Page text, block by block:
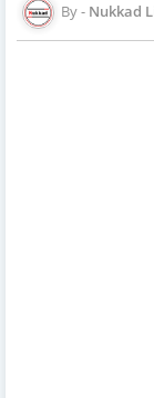
Nukkad